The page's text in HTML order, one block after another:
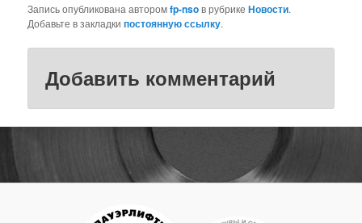
Запись опубликована авторомfp-nsoв рубрикеНовости.
Добавьте в закладкипостоянную ссылку.
Добавить комментарий